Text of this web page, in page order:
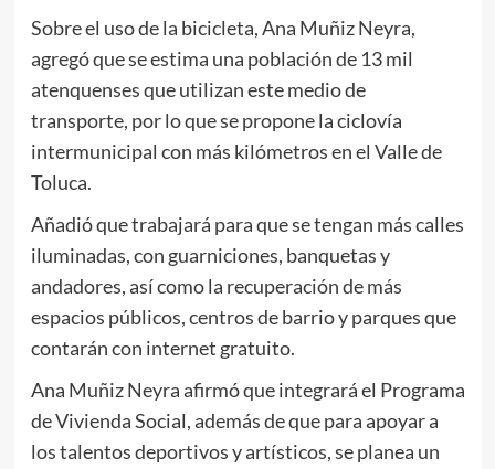
Sobre el uso de la bicicleta, Ana Muñiz Neyra,
agregó que se estima una población de 13 mil
atenquenses que utilizan este medio de
transporte, por lo que se propone la ciclovía
intermunicipal con más kilómetros en el Valle de
Toluca.
Añadió que trabajará para que se tengan más calles
iluminadas, con guarniciones, banquetas y
andadores, así como la recuperación de más
espacios públicos, centros de barrio y parques que
contarán con internet gratuito.
Ana Muñiz Neyra afirmó que integrará el Programa
de Vivienda Social, además de que para apoyar a
los talentos deportivos y artísticos, se planea un